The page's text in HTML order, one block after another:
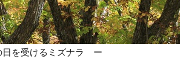
を受けるミズナラ ー